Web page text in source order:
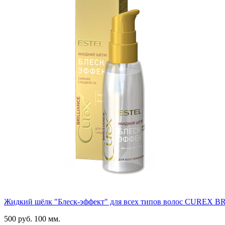
Жидкий шёлк "Блеск-эффект" для всех типов волос CUREX
500 руб. 100 мм.